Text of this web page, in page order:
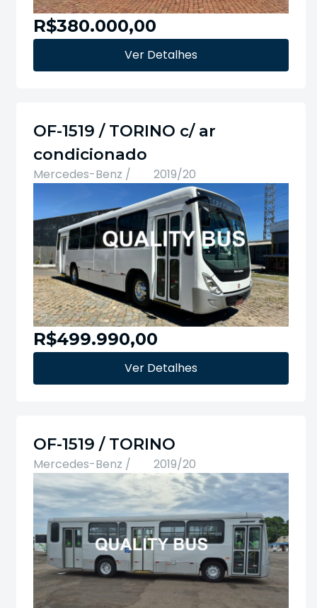
R$380.000,00
Ver Detalhes
OF-1519 / TORINO c/ ar
condicionado
Mercedes-Benz / 2019/20
R$499.990,00
Ver Detalhes
OF-1519 / TORINO
Mercedes-Benz / 2019/20